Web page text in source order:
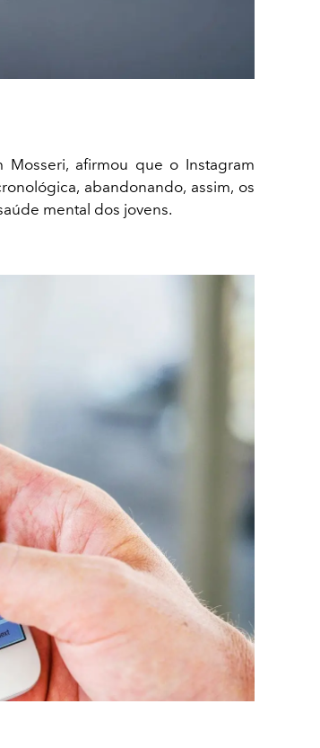
Mosseri, afirmou que o Instagram
abandonando, assim, os
mental dos jovens.